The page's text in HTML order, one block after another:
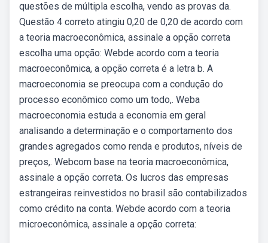
questões de múltipla escolha, vendo as provas da.
Questão 4 correto atingiu 0,20 de 0,20 de acordo com
a teoria macroeconômica, assinale a opção correta
escolha uma opção: Webde acordo com a teoria
macroeconômica, a opção correta é a letra b. A
macroeconomia se preocupa com a condução do
processo econômico como um todo,. Weba
macroeconomia estuda a economia em geral
analisando a determinação e o comportamento dos
grandes agregados como renda e produtos, níveis de
preços,. Webcom base na teoria macroeconômica,
assinale a opção correta. Os lucros das empresas
estrangeiras reinvestidos no brasil são contabilizados
como crédito na conta. Webde acordo com a teoria
microeconômica, assinale a opção correta: